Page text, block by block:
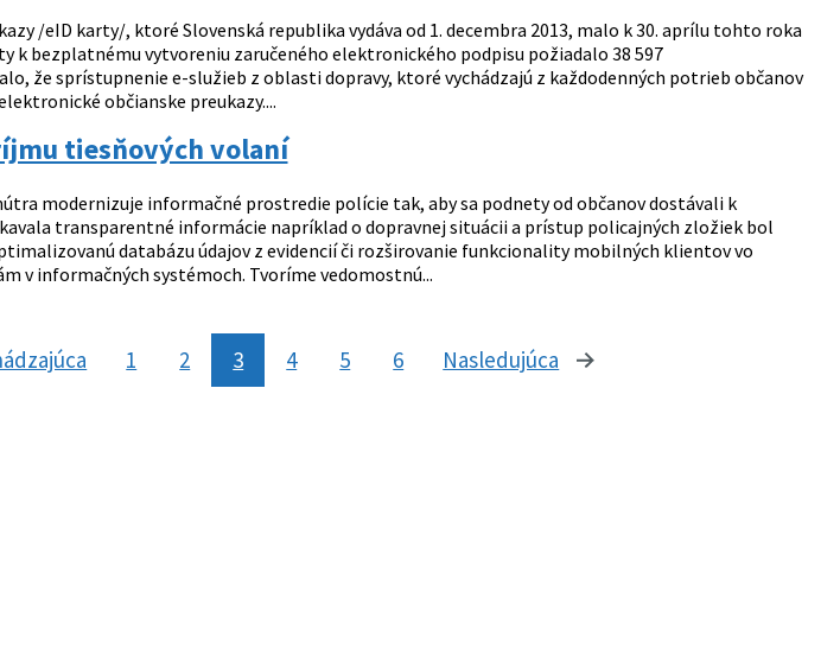
/eID karty/, ktoré Slovenská republika vydáva od 1. decembra 2013, malo k 30. aprílu tohto roka
k bezplatnému vytvoreniu zaručeného elektronického podpisu požiadalo 38 597
že sprístupnenie e-služieb z oblasti dopravy, ktoré vychádzajú z každodenných potrieb občanov
občianske preukazy....
tiesňových volaní
modernizuje informačné prostredie polície tak, aby sa podnety od občanov dostávali k
transparentné informácie napríklad o dopravnej situácii a prístup policajných zložiek bol
databázu údajov z evidencií či rozširovanie funkcionality mobilných klientov vo
v informačných systémoch. Tvoríme vedomostnú...
stránka
1 2 3 4 5 6 Nasledujúca stránka